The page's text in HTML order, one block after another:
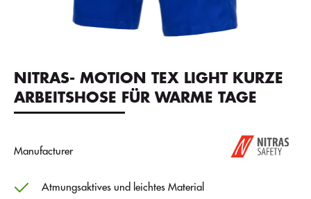
NITRAS- MOTION TEX LIGHT KURZE
ARBEITSHOSE FÜR WARME TAGE
Manufacturer
Atmungsaktives und leichtes Material